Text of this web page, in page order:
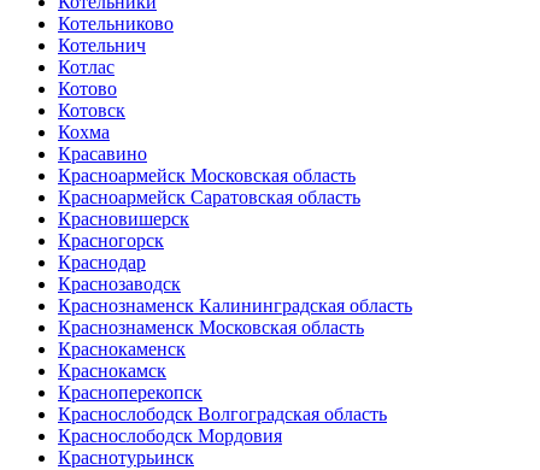
Котельниково
Котельнич
Котлас
Котово
Котовск
Кохма
Красавино
Красноармейск Московская область
Красноармейск Саратовская область
Красновишерск
Красногорск
Краснодар
Краснозаводск
Краснознаменск Калининградская область
Краснознаменск Московская область
Краснокаменск
Краснокамск
Красноперекопск
Краснослободск Волгоградская область
Краснослободск Мордовия
Краснотурьинск